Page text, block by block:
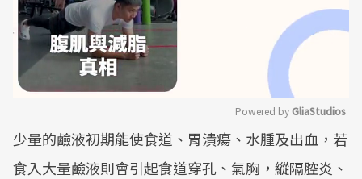
Mute
Powered by GliaStudios
少量的鹼液初期能使食道、胃潰瘍、水腫及出血，若
食入大量鹼液則會引起食道穿孔、氣胸，縱隔腔炎、